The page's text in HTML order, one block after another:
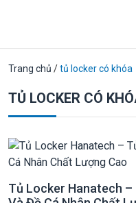
Trang chủ /tủ locker có khóa
TỦ LOCKER CÓ
Tủ Locker Hanatech –